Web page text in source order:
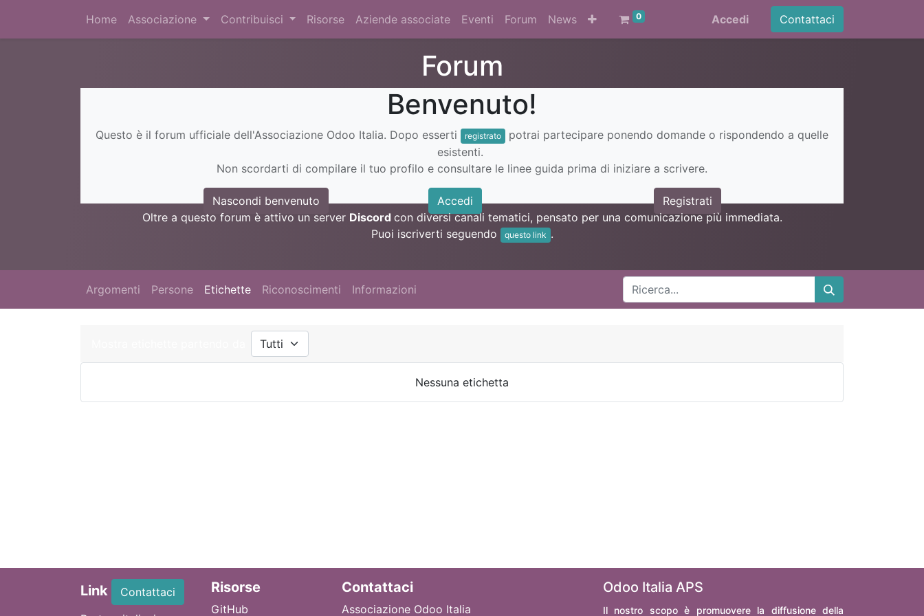
Home Associazione Contribuisci Risorse Aziende associate Eventi Forum News 0 Accedi Contattaci
Forum
Benvenuto!
Questo è il forum ufficiale dell'Associazione Odoo Italia. Dopo esserti registrato
potrai partecipare ponendo domande o rispondendo a quelle
esistenti.
Non scordarti di compilare il tuo profilo e consultare le linee guida prima di iniziare a scrivere.
Nascondi benvenuto Accedi
Registrati
Oltre a questo forum è attivo un server Discord con diversi canali tematici, pensato per una comunicazione più immediata.
Puoi iscriverti seguendo
questo link .
Argomenti Persone Etichette Riconoscimenti Informazioni
Nessuna etichetta
Link
Contattaci
Risorse
GitHub
Contattaci
Associazione Odoo Italia
Odoo Italia APS
Il nostro scopo è promuovere la diffusione della